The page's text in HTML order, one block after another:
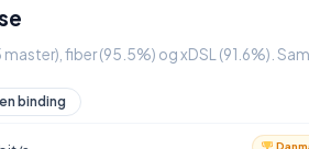
fiber (95.5%) og xDSL (91.6%).
binding